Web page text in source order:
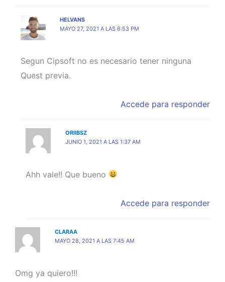
HELVANS
MAYO 27, 2021 A LAS 6:53 PM
Segun Cipsoft no es necesario tener ninguna
Quest previa.
Accede para responder
ORIIBSZ
JUNIO 1, 2021 A LAS 1:37 AM
Ahh vale!! Que bueno
Accede para responder
CLARAA
MAYO 28, 2021 A LAS 7:45 AM
Omg ya quiero!!!